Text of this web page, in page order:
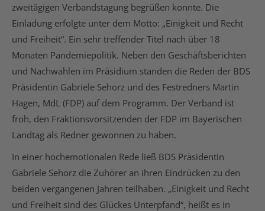
zweitägigen Verbandstagung begrüßen konnte. Die
Einladung erfolgte unter dem Motto: „Einigkeit und Recht
und Freiheit“. Ein sehr treffender Titel nach über 18
Monaten Pandemiepolitik. Neben den Geschäftsberichten
und Nachwahlen im Präsidium standen die Reden der BDS
Präsidentin Gabriele Sehorz und des Festredners Martin
Hagen, MdL (FDP) auf dem Programm. Der Verband ist
froh, den Fraktionsvorsitzenden der FDP im Bayerischen
Landtag als Redner gewonnen zu haben.
In einer hochemotionalen Rede ließ BDS Präsidentin
Gabriele Sehorz die Zuhörer an ihren Eindrücken zu den
beiden vergangenen Jahren teilhaben. „Einigkeit und Recht
und Freiheit sind des Glückes Unterpfand“, heißt es in